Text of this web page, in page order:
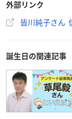
外部リンク
皆川純子さん
誕生日の関連記事